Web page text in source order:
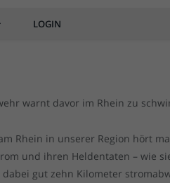
LOGIN
0 COMMENTS
warnt davor im Rhein zu
Rhein in unserer Region hört
und ihren Heldentaten – wie
gut zehn Kilometer